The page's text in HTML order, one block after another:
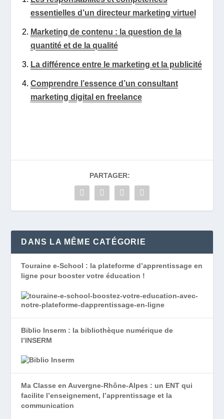
essentielles d’un directeur marketing virtuel
Marketing de contenu : la question de la
quantité et de la qualité
La différence entre le marketing et la publicité
Comprendre l’essence d’un consultant
marketing digital en freelance
PARTAGER:
DANS LA MÊME CATÉGORIE
Touraine e-School : la plateforme d’apprentissage en
ligne pour booster votre éducation !
Biblio Inserm : la bibliothèque numérique de
l’INSERM
Ma Classe en Auvergne-Rhône-Alpes : un ENT qui
facilite l’enseignement, l’apprentissage et la
communication